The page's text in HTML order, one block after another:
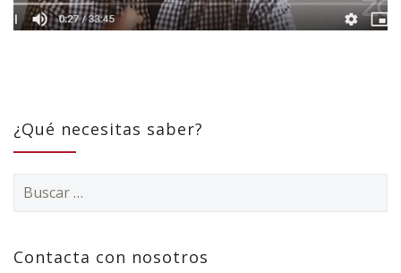
¿Qué necesitas saber?
Buscar:
Contacta con nosotros